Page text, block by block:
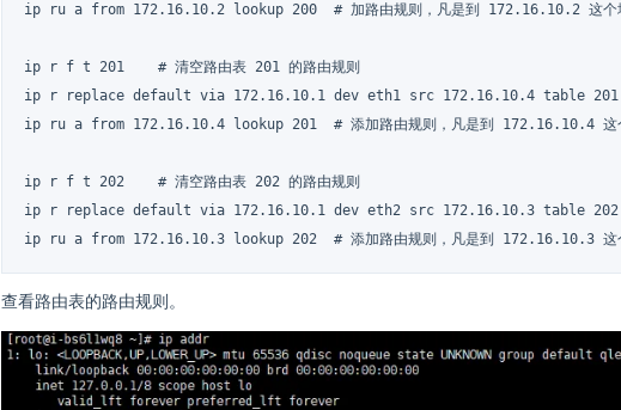
ip ru a from 172.16.10.2 lookup 200  # 加路由规则，凡是到 172.16.10.2 这个
ip r f t 201    # 清空路由表 201 的路由规则
ip r replace default via 172.16.10.1 dev eth1 src 172.16.10.4 table 201  #
ip ru a from 172.16.10.4 lookup 201  # 添加路由规则，凡是到 172.16.10.4 这
ip r f t 202    # 清空路由表 202 的路由规则
ip r replace default via 172.16.10.1 dev eth2 src 172.16.10.3 table 202  #
ip ru a from 172.16.10.3 lookup 202  # 添加路由规则，凡是到 172.16.10.3 这
查看路由表的路由规则。